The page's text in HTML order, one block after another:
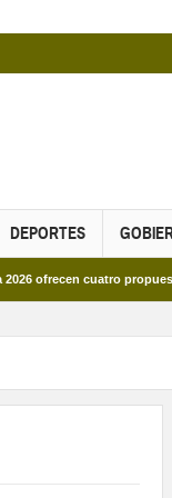
DEPORTES
cuatro propuestas para